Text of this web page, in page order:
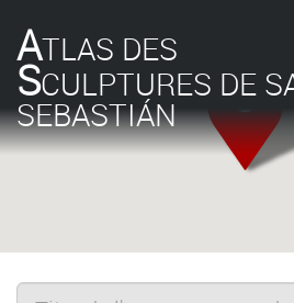
ATLAS DES
SCULPTURES DE
SEBASTIÁN